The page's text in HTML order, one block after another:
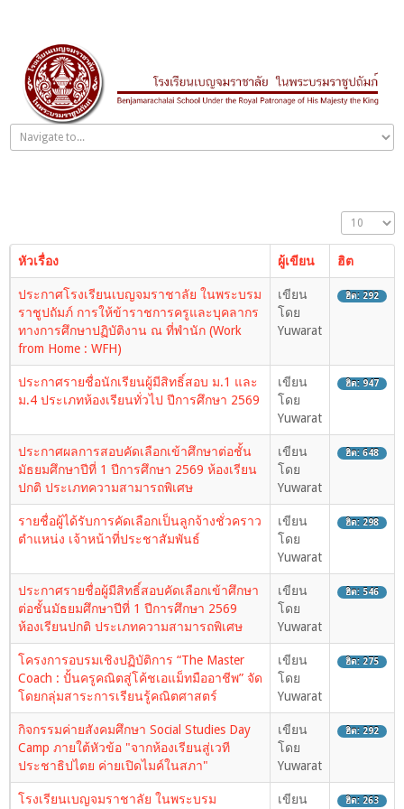
หัวเรื่อง ผู้เขียน ฮิต
ประกาศโรงเรียนเบญจมราชาลัย ในพระบรม
ราชูปถัมภ์ การให้ข้าราชการครูและบุคลากร
ทางการศึกษาปฏิบัติงาน ณ ที่พำนัก (Work
from Home : WFH)
เขียน
โดย
Yuwarat
ฮิต: 292
ประกาศรายชื่อนักเรียนผู้มีสิทธิ์สอบ ม.1 และ
ม.4 ประเภทห้องเรียนทั่วไป ปีการศึกษา 2569
เขียน
โดย
Yuwarat
ฮิต: 947
ประกาศผลการสอบคัดเลือกเข้าศึกษาต่อชั้น
มัธยมศึกษาปีที่ 1 ปีการศึกษา 2569 ห้องเรียน
ปกติ ประเภทความสามารถพิเศษ
เขียน
โดย
Yuwarat
ฮิต: 648
รายชื่อผู้ได้รับการคัดเลือกเป็นลูกจ้างชั่วคราว
ตำแหน่ง เจ้าหน้าที่ประชาสัมพันธ์
เขียน
โดย
Yuwarat
ฮิต: 298
ประกาศรายชื่อผู้มีสิทธิ์สอบคัดเลือกเข้าศึกษา
ต่อชั้นมัธยมศึกษาปีที่ 1 ปีการศึกษา 2569
ห้องเรียนปกติ ประเภทความสามารถพิเศษ
เขียน
โดย
Yuwarat
ฮิต: 546
โครงการอบรมเชิงปฏิบัติการ “The Master
Coach : ปั้นครูคณิตสู่โค้ชเอแม็ทมืออาชีพ” จัด
โดยกลุ่มสาระการเรียนรู้คณิตศาสตร์
เขียน
โดย
Yuwarat
ฮิต: 275
กิจกรรมค่ายสังคมศึกษา Social Studies Day
Camp ภายใต้หัวข้อ "จากห้องเรียนสู่เวที
ประชาธิปไตย ค่ายเปิดไมค์ในสภา"
เขียน
โดย
Yuwarat
ฮิต: 292
โรงเรียนเบญจมราชาลัย ในพระบรม เขียน ฮิต: 263